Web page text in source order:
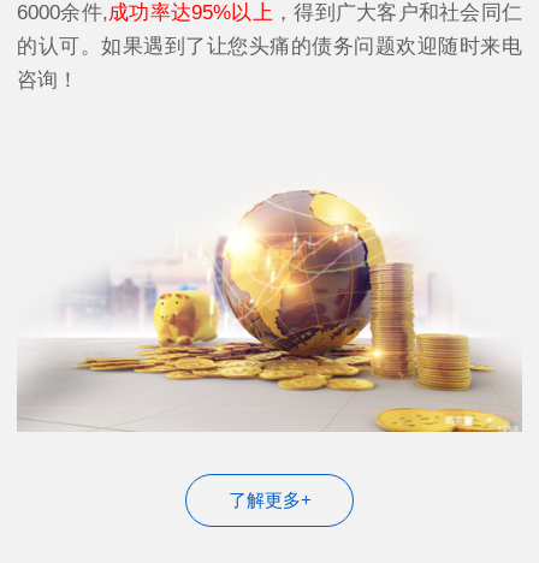
6000余件,成功率达95%以上 ，得到广大客户和社会同仁
的认可。如果遇到了让您头痛的债务问题欢迎随时来电
咨询！
了解更多+